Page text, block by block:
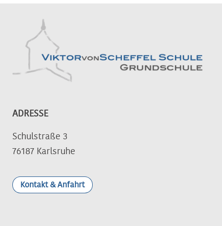
ADRESSE
Schulstraße 3
76187 Karlsruhe
Kontakt & Anfahrt